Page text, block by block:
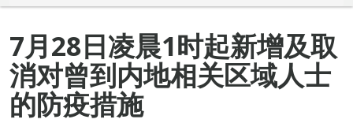
7月28日凌晨1时起新增及取
消对曾到内地相关区域人士
的防疫措施